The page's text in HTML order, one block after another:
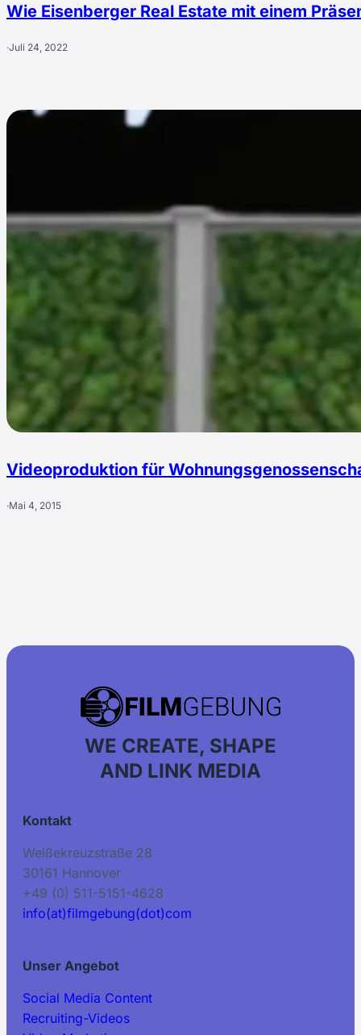
Wie Eisenberger Real Estate mit einem
·Juli 24, 2022
Videoproduktion für
·Mai 4, 2015
WE CREATE, SHAPE
AND LINK MEDIA
Kontakt
Weißekreuzstraße 28
30161 Hannover
+49 (0) 511-5151-4628
info(at)filmgebung(dot)com
Unser Angebot
Social Media Content
Recruiting-Videos